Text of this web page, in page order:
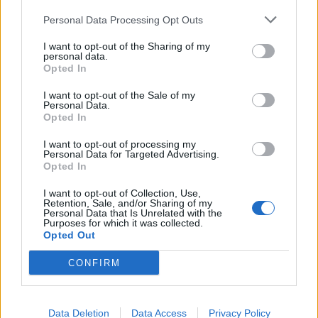
Personal Data Processing Opt Outs
I want to opt-out of the Sharing of my
personal data.
Opted In
I want to opt-out of the Sale of my
Personal Data.
Opted In
I want to opt-out of processing my
Personal Data for Targeted Advertising.
Opted In
I want to opt-out of Collection, Use,
Retention, Sale, and/or Sharing of my
Personal Data that Is Unrelated with the
Purposes for which it was collected.
Opted Out
CONFIRM
Data Deletion Data Access Privacy Policy
Lilla Weneda – streszczenie
Lilla Weneda – bohaterowie
Krzak dzikiej róży w Ciemnych
Mały Książę – motywy literackie
Kategorie
Tagi
Juliusz Słowacki,Lilla Weneda
Lilla Weneda – bohaterowie
Lilla Weneda – streszczenie